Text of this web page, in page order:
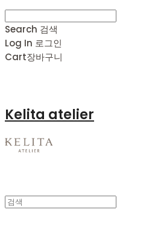
Search 검색
Log In 로그인
Cart장바구니
Kelita atelier